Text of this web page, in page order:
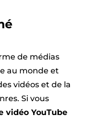
de médias
au monde et
vidéos et de la
Si vous
vidéo YouTube